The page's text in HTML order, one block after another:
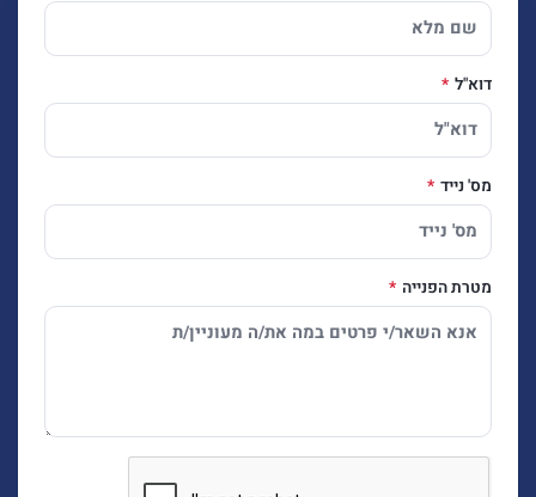
דוא"ל
מס' נייד
מטרת הפנייה